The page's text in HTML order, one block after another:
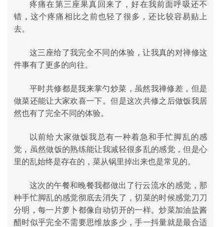
疼痛在第三座果真回来了，好在我前面呼吸还不
错，这个疼痛相比之前也轻了很多，还比较容易贴上
去。
这三座给了我完全不同的体验，让我真的对禅修这
件事有了更多的向往。
平时共修都是我来掌勺炒菜，虽然我禅修差，但是
做菜还能让大家欢喜一下。但是这次共修之后做饭我居
然也有了完全不同的体验。
以前给大家做饭我总有一种着急和手忙脚乱的感
觉，虽然做饭的熟练能让我减轻很多乱的感觉，但是心
里的乱始终是存在的，菜从锅里掉出来也是常见的。
这次的午餐和晚餐我都做出了行云流水的感觉，那
种手忙脚乱的感觉彻底去消失了，切菜的时候感觉刀刀
分明，每一片萝卜都像自动切开的一样。炒菜加油盐酱
醋时似乎完全不需要思维放多少，手一抖量就是最合适